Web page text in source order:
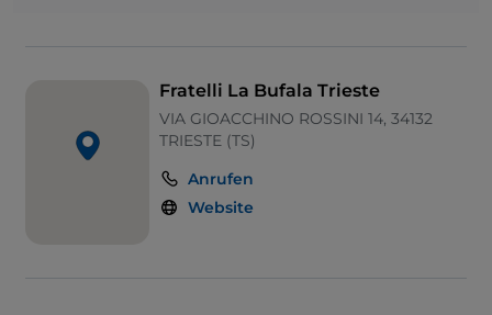
Fratelli La Bufala Trieste
VIA GIOACCHINO ROSSINI 14, 34132
TRIESTE (TS)
Anrufen
Website